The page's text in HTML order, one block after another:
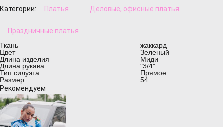
Категории: Платья Деловые, офисные платья
Праздничные платья
Ткань
жаккард
Цвет
Зеленый
Длина изделия
Миди
Длина рукава
"3/4"
Тип силуэта
Прямое
Размер
54
Рекомендуем